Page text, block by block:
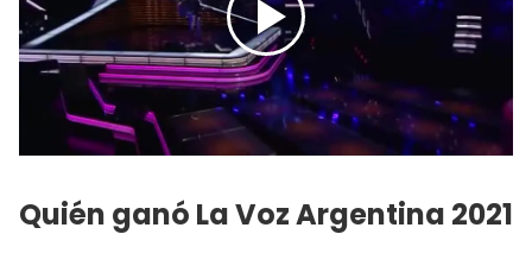
Quién ganó La Voz Argentina 2021